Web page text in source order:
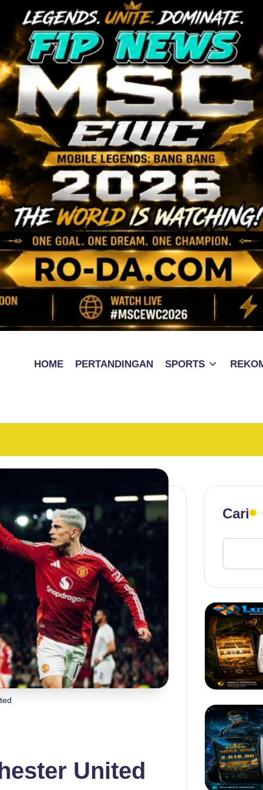
HOME PERTANDINGAN SPORTS
United
Cari